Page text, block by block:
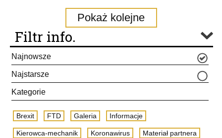
Pokaż kolejne
Filtr info.
Najnowsze
Najstarsze
Kategorie
Brexit FTD Galeria Informacje
Kierowca-mechanik Koronawirus Materiał partnera